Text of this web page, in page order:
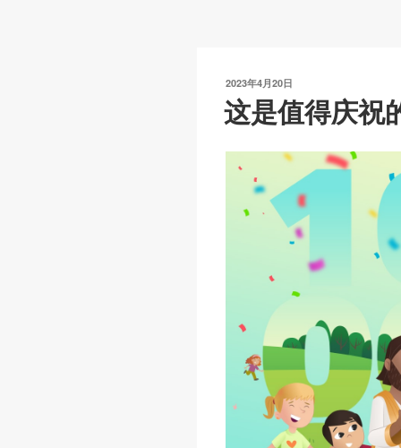
发
于
2023年4月20日
这是值得庆